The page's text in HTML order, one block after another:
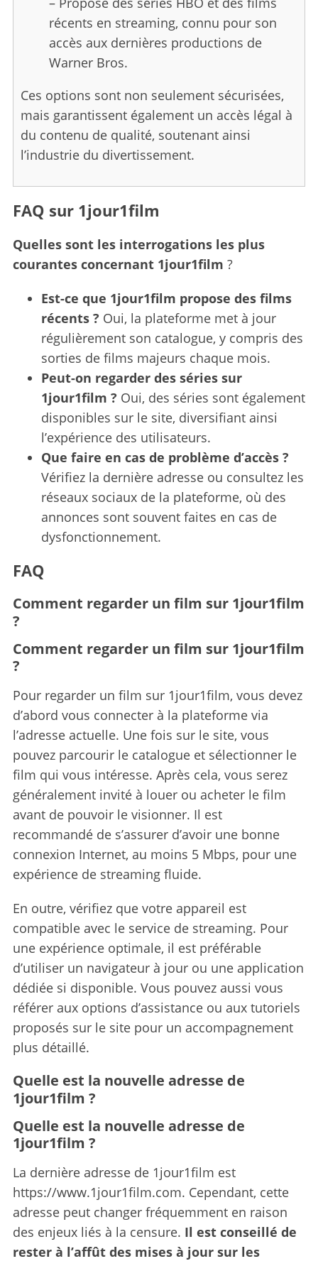
récents en streaming, connu pour son
accès aux dernières productions de
Warner Bros.
Ces options sont non seulement sécurisées,
mais garantissent également un accès légal à
du contenu de qualité, soutenant ainsi
l’industrie du divertissement.
FAQ sur 1jour1film
Quelles sont les interrogations les plus
courantes concernant 1jour1film ?
Est-ce que 1jour1film propose des films
récents ? Oui, la plateforme met à jour
régulièrement son catalogue, y compris des
sorties de films majeurs chaque mois.
Peut-on regarder des séries sur
1jour1film ? Oui, des séries sont également
disponibles sur le site, diversifiant ainsi
l’expérience des utilisateurs.
Que faire en cas de problème d’accès ?
Vérifiez la dernière adresse ou consultez les
réseaux sociaux de la plateforme, où des
annonces sont souvent faites en cas de
dysfonctionnement.
FAQ
Comment regarder un film sur 1jour1film
?
Comment regarder un film sur 1jour1film
?
Pour regarder un film sur 1jour1film, vous devez
d’abord vous connecter à la plateforme via
l’adresse actuelle. Une fois sur le site, vous
pouvez parcourir le catalogue et sélectionner le
film qui vous intéresse. Après cela, vous serez
généralement invité à louer ou acheter le film
avant de pouvoir le visionner. Il est
recommandé de s’assurer d’avoir une bonne
connexion Internet, au moins 5 Mbps, pour une
expérience de streaming fluide.
En outre, vérifiez que votre appareil est
compatible avec le service de streaming. Pour
une expérience optimale, il est préférable
d’utiliser un navigateur à jour ou une application
dédiée si disponible. Vous pouvez aussi vous
référer aux options d’assistance ou aux tutoriels
proposés sur le site pour un accompagnement
plus détaillé.
Quelle est la nouvelle adresse de
1jour1film ?
Quelle est la nouvelle adresse de
1jour1film ?
La dernière adresse de 1jour1film est
https://www.1jour1film.com. Cependant, cette
adresse peut changer fréquemment en raison
des enjeux liés à la censure. Il est conseillé de
rester à l’affût des mises à jour sur les